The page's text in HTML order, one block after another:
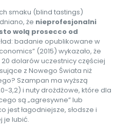
smaku (blind tastings)
że nieprofesjonalni
wolą prosecco od
badanie opublikowane w
(2015) wykazało, że
dolarów uczestnicy częściej
z Nowego Świata niż
Szampan ma wyższą
3,2) i nuty drożdżowe, które dla
są „agresywne” lub
jest łagodniejsze, słodsze i
je lubić.